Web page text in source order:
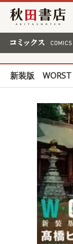
秋田書店
新装版 WORST